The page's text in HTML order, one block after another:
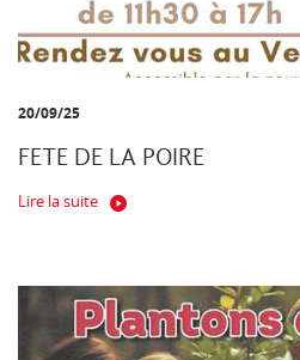
20/09/25
FETE DE LA POIRE
Lire la suite